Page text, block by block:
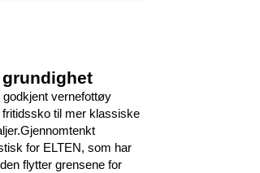
vernefottøy
til mer klassiske
for ELTEN, som har
flytter grensene for